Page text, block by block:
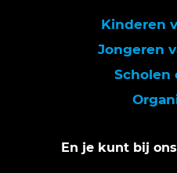
Kinderen
Jongeren
Scholen
En je kunt bij